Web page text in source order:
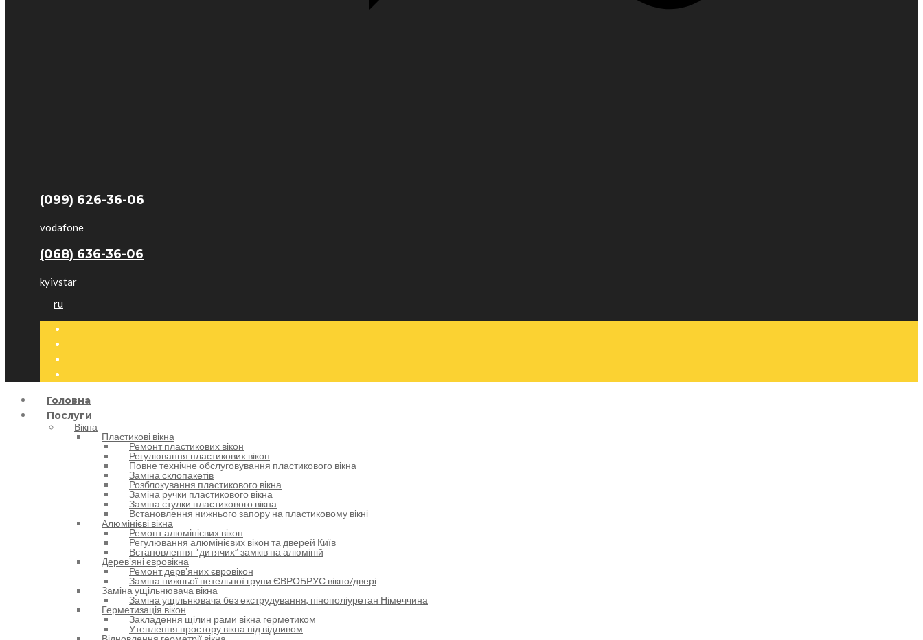
(099) 626-36-06
vodafone
(068) 636-36-06
kyivstar
ru
Головна
Послуги
Вікна
Пластикові вікна
Ремонт пластикових вікон
Регулювання пластикових вікон
Повне технічне обслуговування пластикового вікна
Заміна склопакетів
Розблокування пластикового вікна
Заміна ручки пластикового вікна
Заміна стулки пластикового вікна
Встановлення нижнього запору на пластиковому вікні
Алюмінієві вікна
Ремонт алюмінієвих вікон
Регулювання алюмінієвих вікон та дверей Київ
Встановлення “дитячих” замків на алюміній
Деревʼяні євровікна
Ремонт дервʼяних євровікон
Заміна нижньої петельної групи ЄВРОБРУС вікно/двері
Заміна ущільнювача вікна
Заміна ущільнювача без екструдування, пінополіуретан Німеччина
Герметизація вікон
Закладення щілин рами вікна герметиком
Утеплення простору вікна під відливом